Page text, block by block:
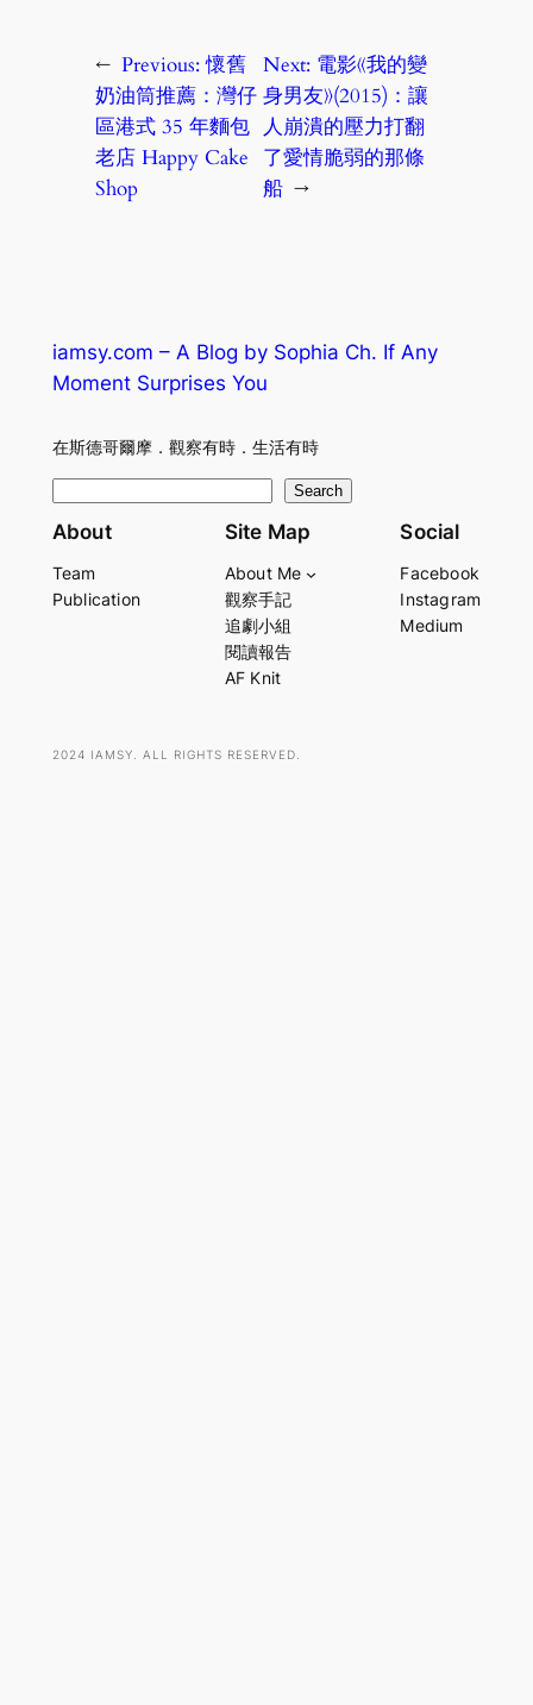
← Previous:懷舊
奶油筒推薦：灣仔
區港式 35 年麵包
老店 Happy Cake
Shop
Next: 電影《我的變
身男友》(2015)：讓
人崩潰的壓力打翻
了愛情脆弱的那條
船 →
iamsy.com – A Blog by Sophia Ch. If Any
Moment Surprises You
在斯德哥爾摩．觀察有時．生活有時
e
r
Search
About
Team
Publication
Site Map
About Me
觀察手記
追劇小組
閱讀報告
AF Knit
Social
Facebook
Instagram
Medium
2024 IAMSY. ALL RIGHTS RESERVED.